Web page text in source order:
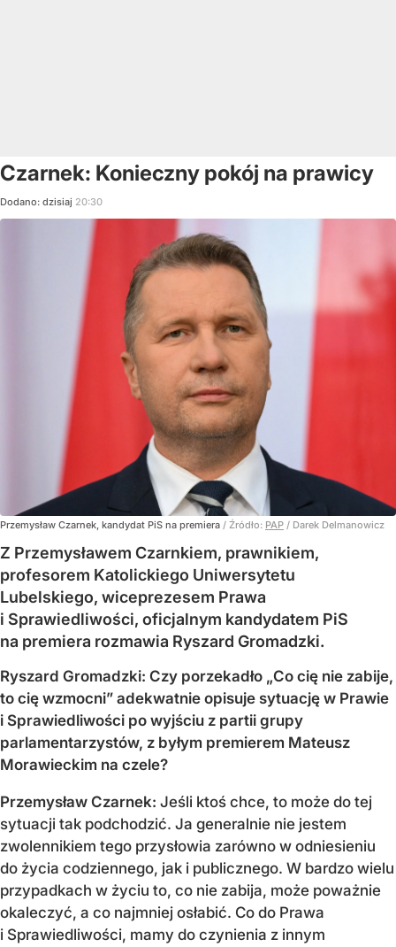
Czarnek: Konieczny pokój na prawicy
Dodano: dzisiaj 20:30
Przemysław Czarnek, kandydat PiS na premiera / Źródło: PAP / Darek Delmanowicz
Z Przemysławem Czarnkiem, prawnikiem,
profesorem Katolickiego Uniwersytetu
Lubelskiego, wiceprezesem Prawa
i Sprawiedliwości, oficjalnym kandydatem PiS
na premiera rozmawia Ryszard Gromadzki.
Ryszard Gromadzki: Czy porzekadło „Co cię nie zabije,
to cię wzmocni” adekwatnie opisuje sytuację w Prawie
i Sprawiedliwości po wyjściu z partii grupy
parlamentarzystów, z byłym premierem Mateusz
Morawieckim na czele?
Przemysław Czarnek: Jeśli ktoś chce, to może do tej
sytuacji tak podchodzić. Ja generalnie nie jestem
zwolennikiem tego przysłowia zarówno w odniesieniu
do życia codziennego, jak i publicznego. W bardzo wielu
przypadkach w życiu to, co nie zabija, może poważnie
okaleczyć, a co najmniej osłabić. Co do Prawa
i Sprawiedliwości, mamy do czynienia z innym